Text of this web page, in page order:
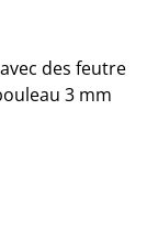
des feutre
3 mm